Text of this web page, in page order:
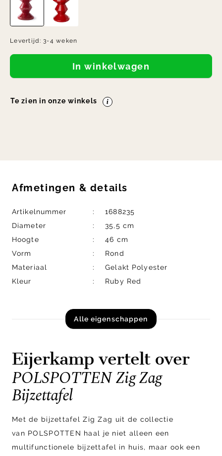
Levertijd:3-4 weken
In winkelwagen
Te zien in onze winkels
Afmetingen & details
Artikelnummer
1688235
Diameter
35,5 cm
Hoogte
46 cm
Vorm
Rond
Materiaal
Gelakt Polyester
Kleur
Ruby Red
Alle eigenschappen
Eijerkamp vertelt over
POLSPOTTEN Zig Zag
Bijzettafel
Met de bijzettafel Zig Zag uit de collectie
van POLSPOTTEN haal je niet alleen een
multifunctionele bijzettafel in huis, maar ook een